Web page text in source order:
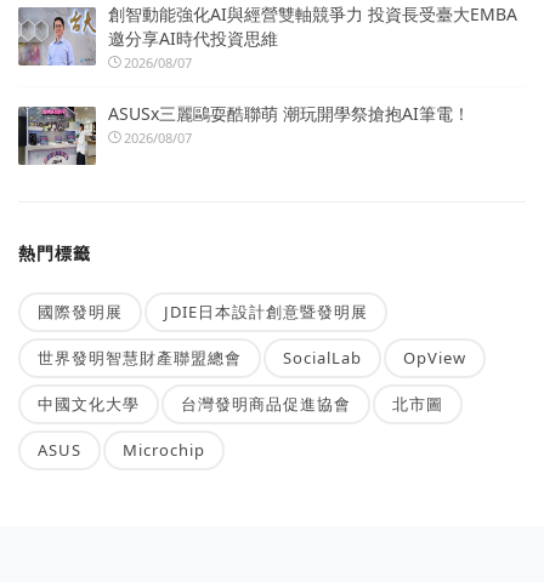
創智動能強化AI與經營雙軸競爭力 投資長受臺大EMBA
邀分享AI時代投資思維
2026/08/07
ASUSx三麗鷗耍酷聯萌 潮玩開學祭搶抱AI筆電！
2026/08/07
熱門標籤
國際發明展 JDIE日本設計創意暨發明展
世界發明智慧財產聯盟總會 SocialLab OpView
中國文化大學 台灣發明商品促進協會 北市圖
ASUS Microchip